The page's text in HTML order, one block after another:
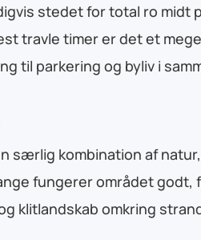
stedet for total ro midt
travle timer er det et
til parkering og byliv i
særlig kombination af
fungerer området godt,
klitlandskab omkring